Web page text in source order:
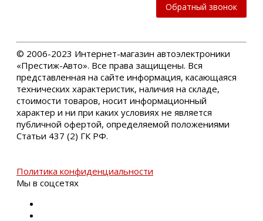
Обратный звонок
© 2006-2023 Интернет-магазин автоэлектроники
«Престиж-Авто». Все права защищены. Вся
представленная на сайте информация, касающаяся
технических характеристик, наличия на складе,
стоимости товаров, носит информационный
характер и ни при каких условиях не является
публичной офертой, определяемой положениями
Статьи 437 (2) ГК РФ.
Политика конфиденциальности
Мы в соцсетях